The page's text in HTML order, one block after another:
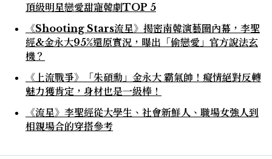
頂級明星戀愛甜寵韓劇TOP 5
《Shooting Stars流星》揭密南韓演藝圈內幕，李聖
經&金永大95%還原實況，曝出「偷戀愛」官方說法玄
機？
《上流戰爭》「朱碩勳」金永大 霸氣帥！癡情絕對反轉
魅力獲肯定，身材也是一級棒！
《流星》李聖經從大學生、社會新鮮人、職場女強人到
相親場合的穿搭參考